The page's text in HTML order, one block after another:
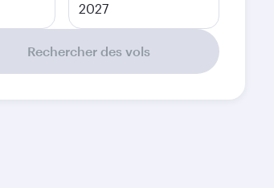
2027
Rechercher des vols